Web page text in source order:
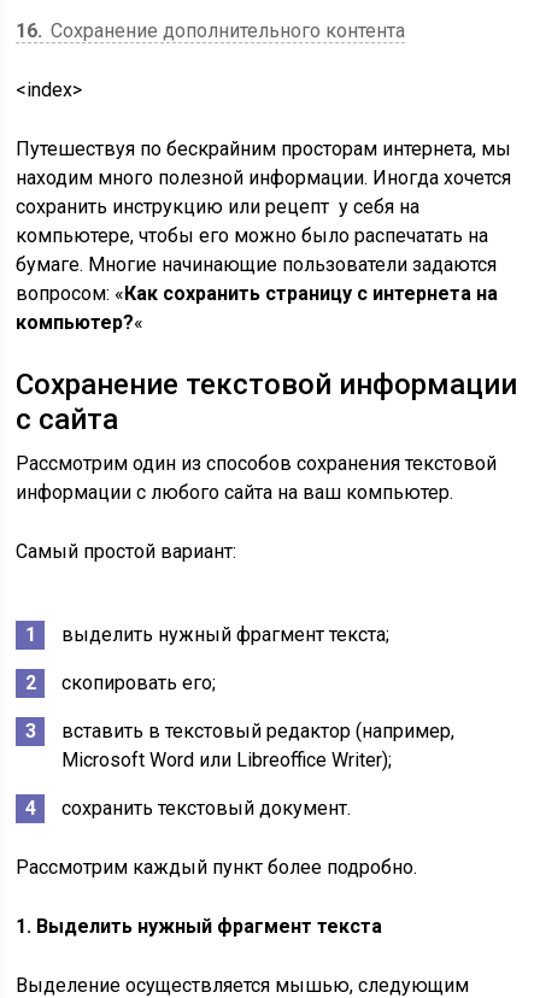
16 Сохранение дополнительного контента
<index>
Путешествуя по бескрайним просторам интернета, мы
находим много полезной информации. Иногда хочется
сохранить инструкцию или рецепт у себя на
компьютере, чтобы его можно было распечатать на
бумаге. Многие начинающие пользователи задаются
вопросом: «Как сохранить страницу с интернета на
компьютер?«
Сохранение текстовой информации
с сайта
Рассмотрим один из способов сохранения текстовой
информации с любого сайта на ваш компьютер.
Самый простой вариант:
выделить нужный фрагмент текста;
скопировать его;
вставить в текстовый редактор (например,
Microsoft Word или Libreoffice Writer);
сохранить текстовый документ.
Рассмотрим каждый пункт более подробно.
1. Выделить нужный фрагмент текста
Выделение осуществляется мышью, следующим